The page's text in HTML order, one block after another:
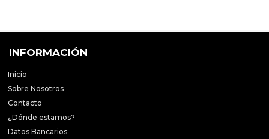
INFORMACIÓN
Inicio
Sobre Nosotros
Contacto
¿Dónde estamos?
Datos Bancarios